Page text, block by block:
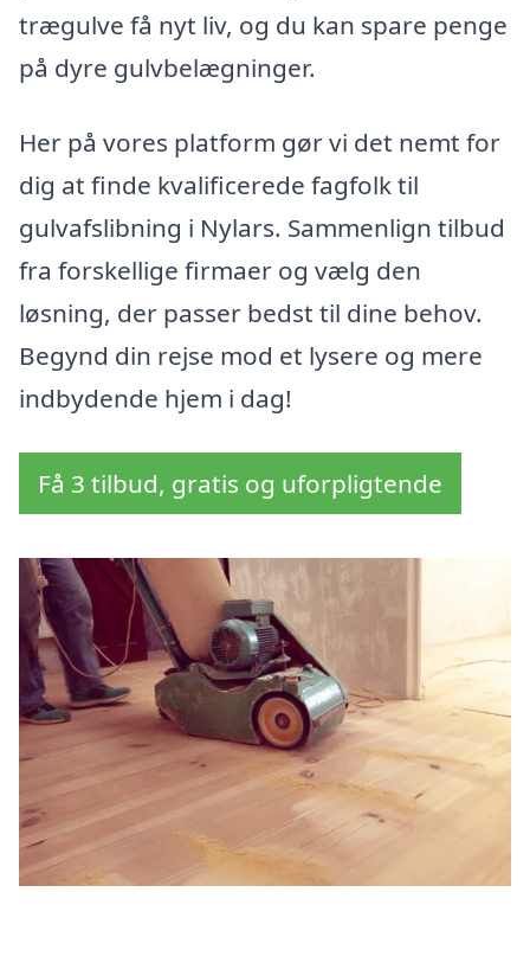
trægulve få nyt liv, og du kan spare penge
på dyre gulvbelægninger.
Her på vores platform gør vi det nemt for
dig at finde kvalificerede fagfolk til
gulvafslibning i Nylars. Sammenlign tilbud
fra forskellige firmaer og vælg den
løsning, der passer bedst til dine behov.
Begynd din rejse mod et lysere og mere
indbydende hjem i dag!
Få 3 tilbud, gratis og uforpligtende